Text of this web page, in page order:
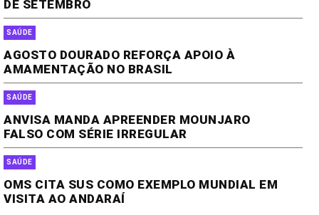
DE SETEMBRO
SAÚDE
AGOSTO DOURADO REFORÇA APOIO À
AMAMENTAÇÃO NO BRASIL
SAÚDE
ANVISA MANDA APREENDER MOUNJARO
FALSO COM SÉRIE IRREGULAR
SAÚDE
OMS CITA SUS COMO EXEMPLO MUNDIAL EM
VISITA AO ANDARAÍ